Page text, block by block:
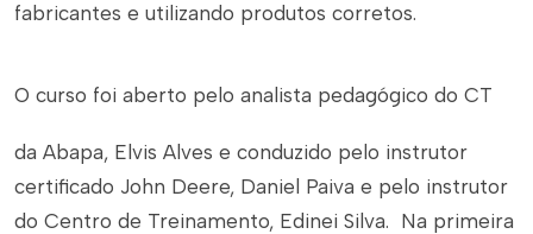
fabricantes e utilizando produtos corretos.
O curso foi aberto pelo analista pedagógico do CT
da Abapa, Elvis Alves e conduzido pelo instrutor
certificado John Deere, Daniel Paiva e pelo instrutor
do Centro de Treinamento, Edinei Silva. Na primeira